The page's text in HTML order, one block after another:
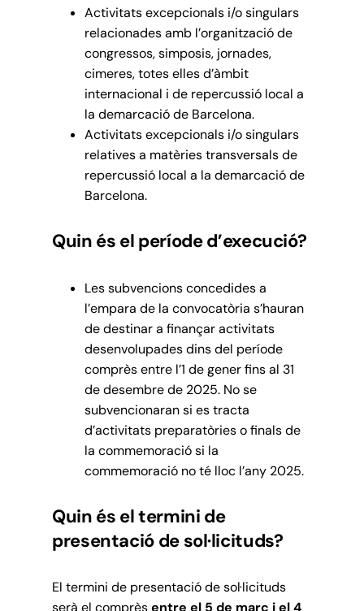
Activitats excepcionals i/o singulars
relacionades amb l’organització de
congressos, simposis, jornades,
cimeres, totes elles d’àmbit
internacional i de repercussió local a
la demarcació de Barcelona.
Activitats excepcionals i/o singulars
relatives a matèries transversals de
repercussió local a la demarcació de
Barcelona.
Quin és el període d’execució?
Les subvencions concedides a
l’empara de la convocatòria s’hauran
de destinar a finançar activitats
desenvolupades dins del període
comprès entre l’1 de gener fins al 31
de desembre de 2025. No se
subvencionaran si es tracta
d’activitats preparatòries o finals de
la commemoració si la
commemoració no té lloc l’any 2025.
Quin és el termini de
presentació de sol·licituds?
El termini de presentació de sol·licituds
serà el comprèsentre el 5 de març i el 4